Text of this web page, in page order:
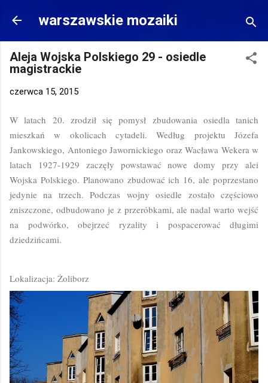
Przejdź do głównej zawartości
warszawskie mozaiki
Aleja Wojska Polskiego 29 - osiedle
magistrackie
czerwca 15, 2015
W latach 20. zrodził się pomysł zbudowania osiedla tanich
mieszkań w okolicach cytadeli. Według projektu Józefa
Jankowskiego, Antoniego Jawornickiego oraz Wacława Wekera w
latach 1927-1929 zaczęły powstawać nowe domy przy alei
Wojska Polskiego. Planowano zbudować ich 16, ale poprzestano
jedynie na trzech. Podczas wojny osiedle zostało częściowo
zniszczone, odbudowano je z przeróbkami, ale nadal warto wejść
na podwórko, obejrzeć ryzality i pospacerować długimi
dziedzińcami.
Lokalizacja: Żoliborz